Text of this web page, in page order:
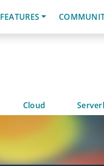
FEATURES
Cloud